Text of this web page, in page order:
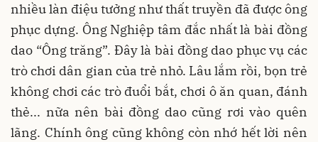
nhiều làn điệu tưởng như thất truyền đã được ông
phục dựng. Ông Nghiệp tâm đắc nhất là bài đồng
dao “Ông trăng”. Đây là bài đồng dao phục vụ các
trò chơi dân gian của trẻ nhỏ. Lâu lắm rồi, bọn trẻ
không chơi các trò đuổi bắt, chơi ô ăn quan, đánh
thẻ... nữa nên bài đồng dao cũng rơi vào quên
lãng. Chính ông cũng không còn nhớ hết lời nên